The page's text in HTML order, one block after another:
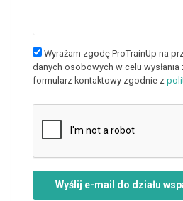
Wyrażam zgodę ProTrainUp na
danych osobowych w celu
formularz kontaktowy zgodnie z
Wyślij e-mail do działu